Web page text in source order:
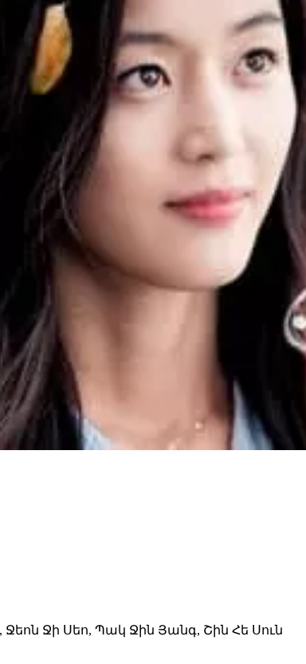
Ջեոն Ջի Սեո, Պակ Ջին Յանգ, Շին Հե Սուն